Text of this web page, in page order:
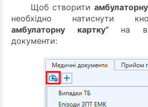
Щоб створити
необхідно натиснути
амбулаторну картку” на
документи: